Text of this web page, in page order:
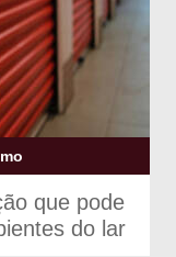
que pode
do lar